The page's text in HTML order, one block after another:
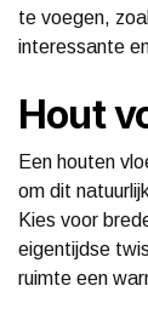
te voegen,
interessante
Hout
Een houten
om dit
Kies voor
eigentijdse
ruimte een